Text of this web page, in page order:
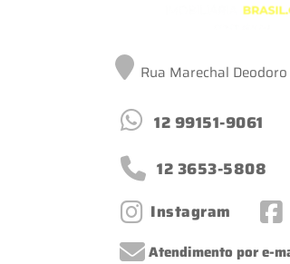
Rua Marechal
12 99151-9061
12 3653-5808
Instagram
Atendimento por e-